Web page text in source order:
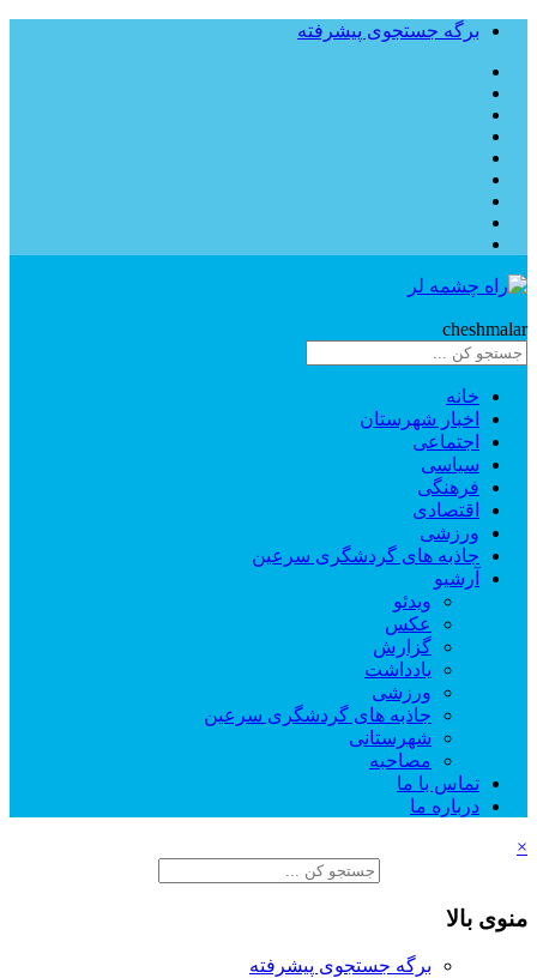
برگه جستجوی پیشرفته
cheshmalar
خانه
اخبار شهرستان
اجتماعی
سیاسی
فرهنگی
اقتصادی
ورزشی
جاذبه های گردشگری سرعین
آرشیو
ویدئو
عکس
گزارش
یادداشت
ورزشی
جاذبه های گردشگری سرعین
شهرستانی
مصاحبه
تماس با ما
درباره ما
×
منوی بالا
برگه جستجوی پیشرفته